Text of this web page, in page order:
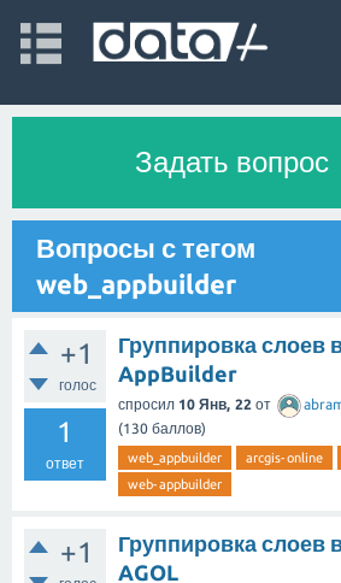
Задать вопрос
Вопросы с тегом
web_appbuilder
+1
голос
1
ответ
Группировка слоев
AppBuilder
спросил 10 Янв, 22 от
(130 баллов)
web_appbuilder arcgis-online
web-appbuilder
+1
Группировка слоев
AGOL